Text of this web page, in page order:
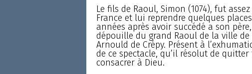
Le fils de Raoul, Simon (1074), fut
France et lui reprendre quelques
années après avoir succédé a son
dépouille du grand Raoul de la ville
Arnould de Crépy. Présent à
de ce spectacle, qu’il résolut de
consacrer à Dieu.